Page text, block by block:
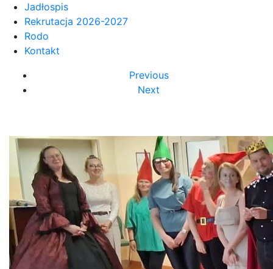
Jadłospis
Rekrutacja 2026-2027
Rodo
Kontakt
Previous
Next